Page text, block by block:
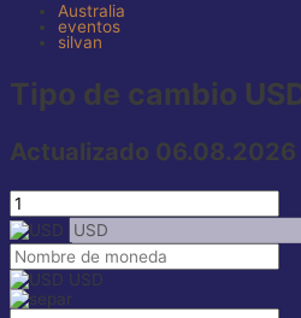
Australia
eventos
silvan
Tipo de cambio
Actualizado 06.08.2026
USD